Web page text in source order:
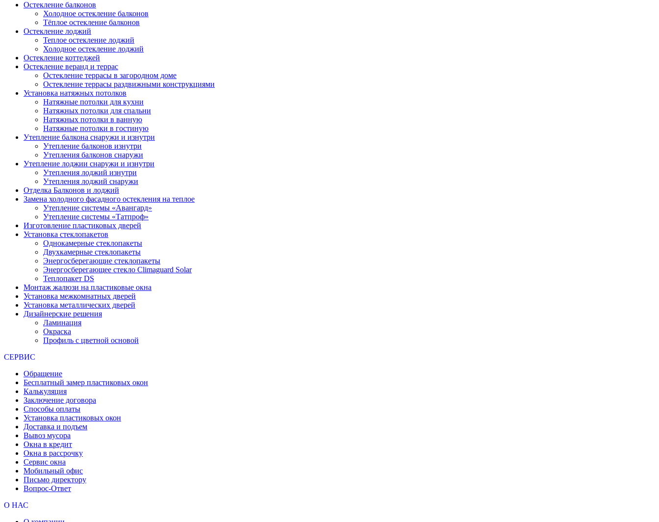
Остекление балконов
Холодное остекление балконов
Тёплое остекление балконов
Остекление лоджий
Теплое остекление лоджий
Холодное остекление лоджий
Остекление коттеджей
Остекление веранд и террас
Остекление террасы в загородном доме
Остекление террасы раздвижными конструкциями
Установка натяжных потолков
Натяжные потолки для кухни
Натяжных потолки для спальни
Натяжных потолки в ванную
Натяжные потолки в гостиную
Утепление балкона снаружи и изнутри
Утепление балконов изнутри
Утепления балконов снаружи
Утепление лоджии снаружи и изнутри
Утепления лоджий изнутри
Утепления лоджий снаружи
Отделка Балконов и лоджий
Замена холодного фасадного остекления на теплое
Утепление системы «Авангард»
Утепление системы «Татпроф»
Изготовление пластиковых дверей
Установка стеклопакетов
Однокамерные стеклопакеты
Двухкамерные стеклопакеты
Энергосберегающие стеклопакеты
Энергосберегающее стекло Climaguard Solar
Теплопакет DS
Монтаж жалюзи на пластиковые окна
Установка межкомнатных дверей
Установка металлических дверей
Дизайнерские решения
Ламинация
Окраска
Профиль с цветной основой
СЕРВИС
Обращение
Бесплатный замер пластиковых окон
Калькуляция
Заключение договора
Способы оплаты
Установка пластиковых окон
Доставка и подъем
Вывоз мусора
Окна в кредит
Окна в рассрочку
Сервис окна
Мобильный офис
Письмо директору
Вопрос-Ответ
О НАС